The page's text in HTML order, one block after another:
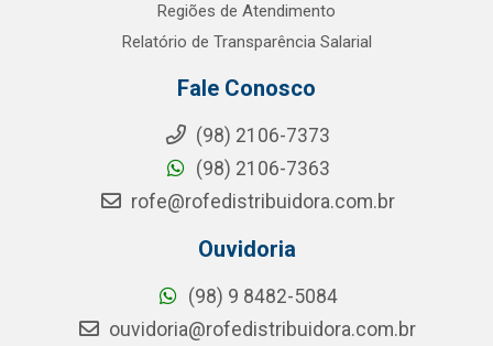
Regiões de Atendimento
Relatório de Transparência Salarial
Fale Conosco
(98) 2106-7373
(98) 2106-7363
rofe@rofedistribuidora.com.br
Ouvidoria
(98) 9 8482-5084
ouvidoria@rofedistribuidora.com.br